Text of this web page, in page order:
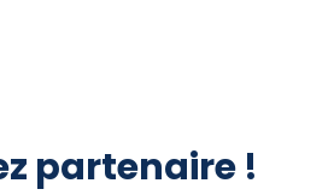
partenaire !